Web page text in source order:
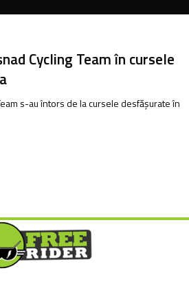
Cycling Team în cursele
s-au întors de la cursele desfăşurate în